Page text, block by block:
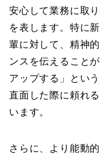
安心して業務に取
を表します。特に
輩に対して、精神
ンスを伝えること
アップする」とい
直面した際に頼れ
います。
さらに、より能動